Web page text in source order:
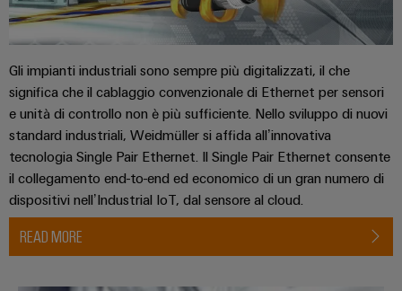
Gli impianti industriali sono sempre più digitalizzati, il che
significa che il cablaggio convenzionale di Ethernet per sensori
e unità di controllo non è più sufficiente. Nello sviluppo di nuovi
standard industriali, Weidmüller si affida all’innovativa
tecnologia Single Pair Ethernet. Il Single Pair Ethernet consente
il collegamento end-to-end ed economico di un gran numero di
dispositivi nell’Industrial IoT, dal sensore al cloud.
READ MORE